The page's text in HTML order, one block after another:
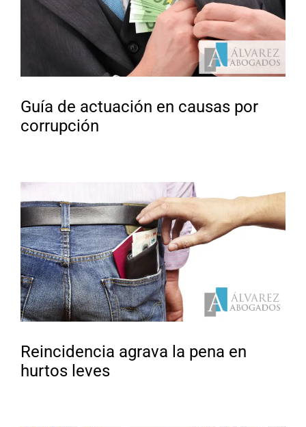
Guía de actuación en causas por
corrupción
Reincidencia agrava la pena en
hurtos leves